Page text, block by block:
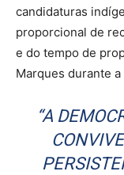
candidaturas
proporcional de
e do tempo de
Marques durante a
“A